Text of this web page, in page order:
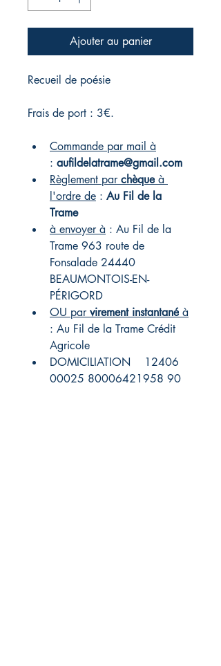
Ajouter au panier
Recueil de poésie
Frais de port : 3€.
Commande par mail à
: aufildelatrame@gmail.com
Règlement par chèque à
l'ordre de : Au Fil de la
Trame
à envoyer à : Au Fil de la
Trame 963 route de
Fonsalade 24440
BEAUMONTOIS-EN-
PÉRIGORD
OU par virement instantané à
: Au Fil de la Trame Crédit
Agricole
DOMICILIATION    12406
00025 80006421958 90